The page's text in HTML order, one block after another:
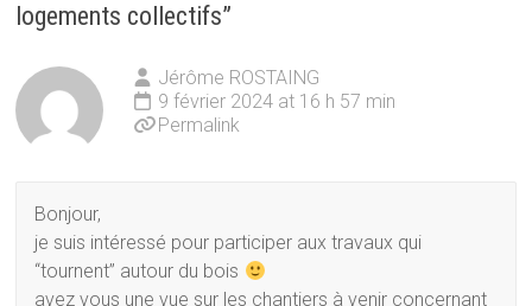
logements collectifs”
Jérôme ROSTAING
9 février 2024 at 16 h 57 min
Permalink
Bonjour,
je suis intéressé pour participer aux travaux qui
“tournent” autour du bois
avez vous une vue sur les chantiers à venir concernant